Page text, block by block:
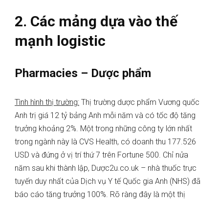
2. Các mảng dựa vào thế
mạnh logistic
Pharmacies – Dược phẩm
Tình hình thị trường: Thị trường dược phẩm Vương quốc
Anh trị giá 12 tỷ bảng Anh mỗi năm và có tốc độ tăng
trưởng khoảng 2%. Một trong những công ty lớn nhất
trong ngành này là CVS Health, có doanh thu 177.526
USD và đứng ở vị trí thứ 7 trên Fortune 500. Chỉ nửa
năm sau khi thành lập, Dược2u.co.uk – nhà thuốc trực
tuyến duy nhất của Dịch vụ Y tế Quốc gia Anh (NHS) đã
báo cáo tăng trưởng 100%. Rõ ràng đây là một thị